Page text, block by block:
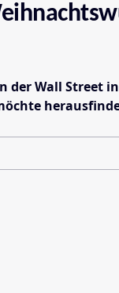
Wall Street